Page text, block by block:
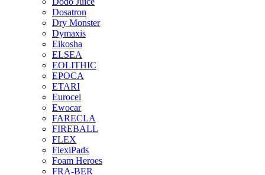
Dosatron
Dry Monster
Dymaxis
Eikosha
ELSEA
EOLITHIC
EPOCA
ETARI
Eurocel
Ewocar
FARECLA
FIREBALL
FLEX
FlexiPads
Foam Heroes
FRA-BER